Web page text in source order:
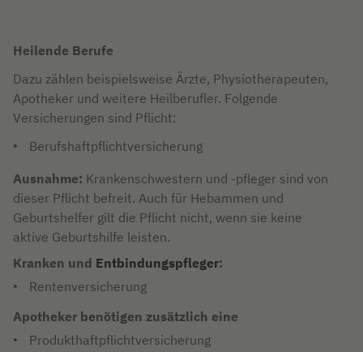
Heilende Berufe
Dazu zählen beispielsweise Ärzte, Physiotherapeuten,
Apotheker und weitere Heilberufler. Folgende
Versicherungen sind Pflicht:
Berufshaftpflichtversicherung
Ausnahme: Krankenschwestern und -pfleger sind von
dieser Pflicht befreit. Auch für Hebammen und
Geburtshelfer gilt die Pflicht nicht, wenn sie keine
aktive Geburtshilfe leisten.
Kranken und Entbindungspfleger:
Rentenversicherung
Apotheker benötigen zusätzlich eine
Produkthaftpflichtversicherung